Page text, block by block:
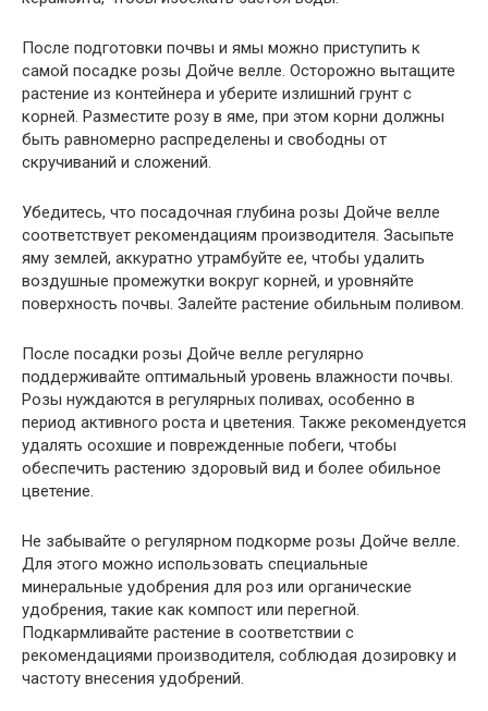
После подготовки почвы и ямы можно приступить к
самой посадке розы Дойче велле. Осторожно вытащите
растение из контейнера и уберите излишний грунт с
корней. Разместите розу в яме, при этом корни должны
быть равномерно распределены и свободны от
скручиваний и сложений.
Убедитесь, что посадочная глубина розы Дойче велле
соответствует рекомендациям производителя. Засыпьте
яму землей, аккуратно утрамбуйте ее, чтобы удалить
воздушные промежутки вокруг корней, и уровняйте
поверхность почвы. Залейте растение обильным поливом.
После посадки розы Дойче велле регулярно
поддерживайте оптимальный уровень влажности почвы.
Розы нуждаются в регулярных поливах, особенно в
период активного роста и цветения. Также рекомендуется
удалять осохшие и поврежденные побеги, чтобы
обеспечить растению здоровый вид и более обильное
цветение.
Не забывайте о регулярном подкорме розы Дойче велле.
Для этого можно использовать специальные
минеральные удобрения для роз или органические
удобрения, такие как компост или перегной.
Подкармливайте растение в соответствии с
рекомендациями производителя, соблюдая дозировку и
частоту внесения удобрений.